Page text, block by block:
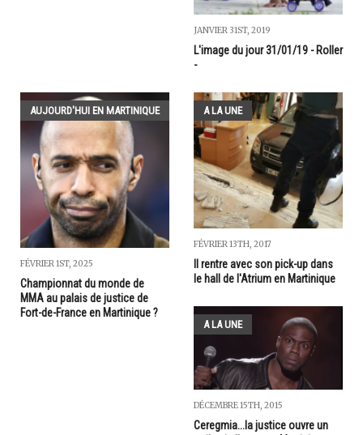
JANVIER 31ST, 2019
L'image du jour 31/01/19 - Roller
-
AUJOURD'HUI EN MARTINIQUE
FÉVRIER 1ST, 2025
Championnat du monde de
MMA au palais de justice de
Fort-de-France en Martinique ?
A LA UNE
FÉVRIER 13TH, 2017
Il rentre avec son pick-up dans
le hall de l'Atrium en Martinique
A LA UNE
DÉCEMBRE 15TH, 2015
Ceregmia...la justice ouvre un